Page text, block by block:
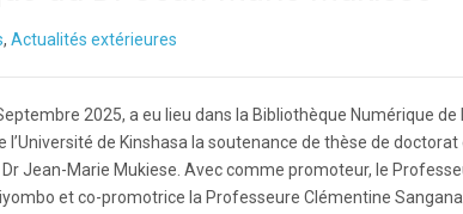
, Actualités extérieures
2025, a eu lieu dans la Bibliothèque Numérique de
l’Université de Kinshasa la soutenance de thèse de doctorat
Dr Jean-Marie Mukiese. Avec comme promoteur, le
et co-promotrice la Professeure Clémentine